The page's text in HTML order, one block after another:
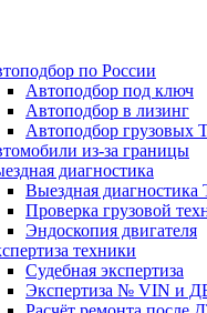
по России
Автоподбор под ключ
Автоподбор в лизинг
Автоподбор грузовых
из-за границы
диагностика
Выездная диагностика
Проверка грузовой
Эндоскопия двигателя
техники
Судебная экспертиза
Экспертиза № VIN и